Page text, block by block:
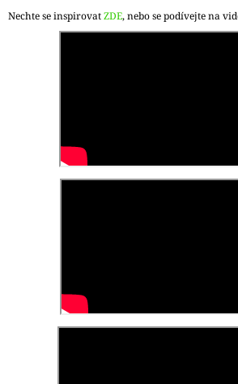
Nechte se inspirovatZDE, nebo se podívejte na